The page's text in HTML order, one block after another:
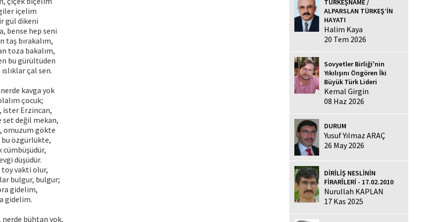
içelim
gül dikeni
bense hep seni
taş bırakalım,
toza bakalım,
bu gürültüden
çal sen.
kavga yok
çocuk;
ister Erzincan,
set değil mekan,
omuzum gökte
özgürlükte,
cümbüşüdür,
düşüdür.
toy vakti olur,
bulgur, bulgur;
gidelim,
gidelim.
nerde bühtan yok,
TÜRKEŞNAME /
ALPARSLAN TÜRKEŞ’İN
HAYATI
Halim Kaya
20 Tem 2026
Sovyetler Birliği'nin
Yıkılışını Öngören İki
Büyük Türk Lideri
Kemal Girgin
08 Haz 2026
DURUM
Yusuf Yılmaz ARAÇ
26 May 2026
DİRİLİŞ NESLİNİN
FİRARÎLERİ - 17.02.2010
Nurullah KAPLAN
17 Kas 2025